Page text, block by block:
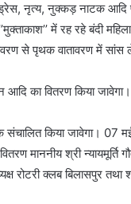
नृत्य, नुक्कड़ नाटक आदि
में रह रहे बंदी
से पृथक वातावरण में
आदि का वितरण किया
किया जावेगा। 07
माननीय श्री न्यायमूर्ति
रोटरी क्लब बिलासपुर